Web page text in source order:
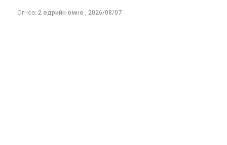
Огноо: 2 өдрийн өмнө , 2026/08/07